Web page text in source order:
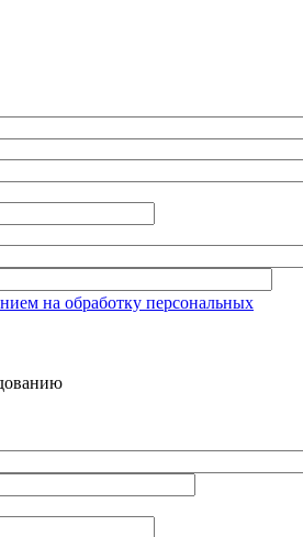
на обработку персональных